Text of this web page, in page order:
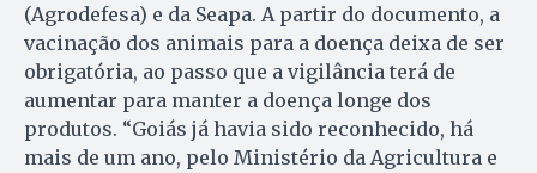
(Agrodefesa) e da Seapa. A partir do documento, a
vacinação dos animais para a doença deixa de ser
obrigatória, ao passo que a vigilância terá de
aumentar para manter a doença longe dos
produtos. “Goiás já havia sido reconhecido, há
mais de um ano, pelo Ministério da Agricultura e